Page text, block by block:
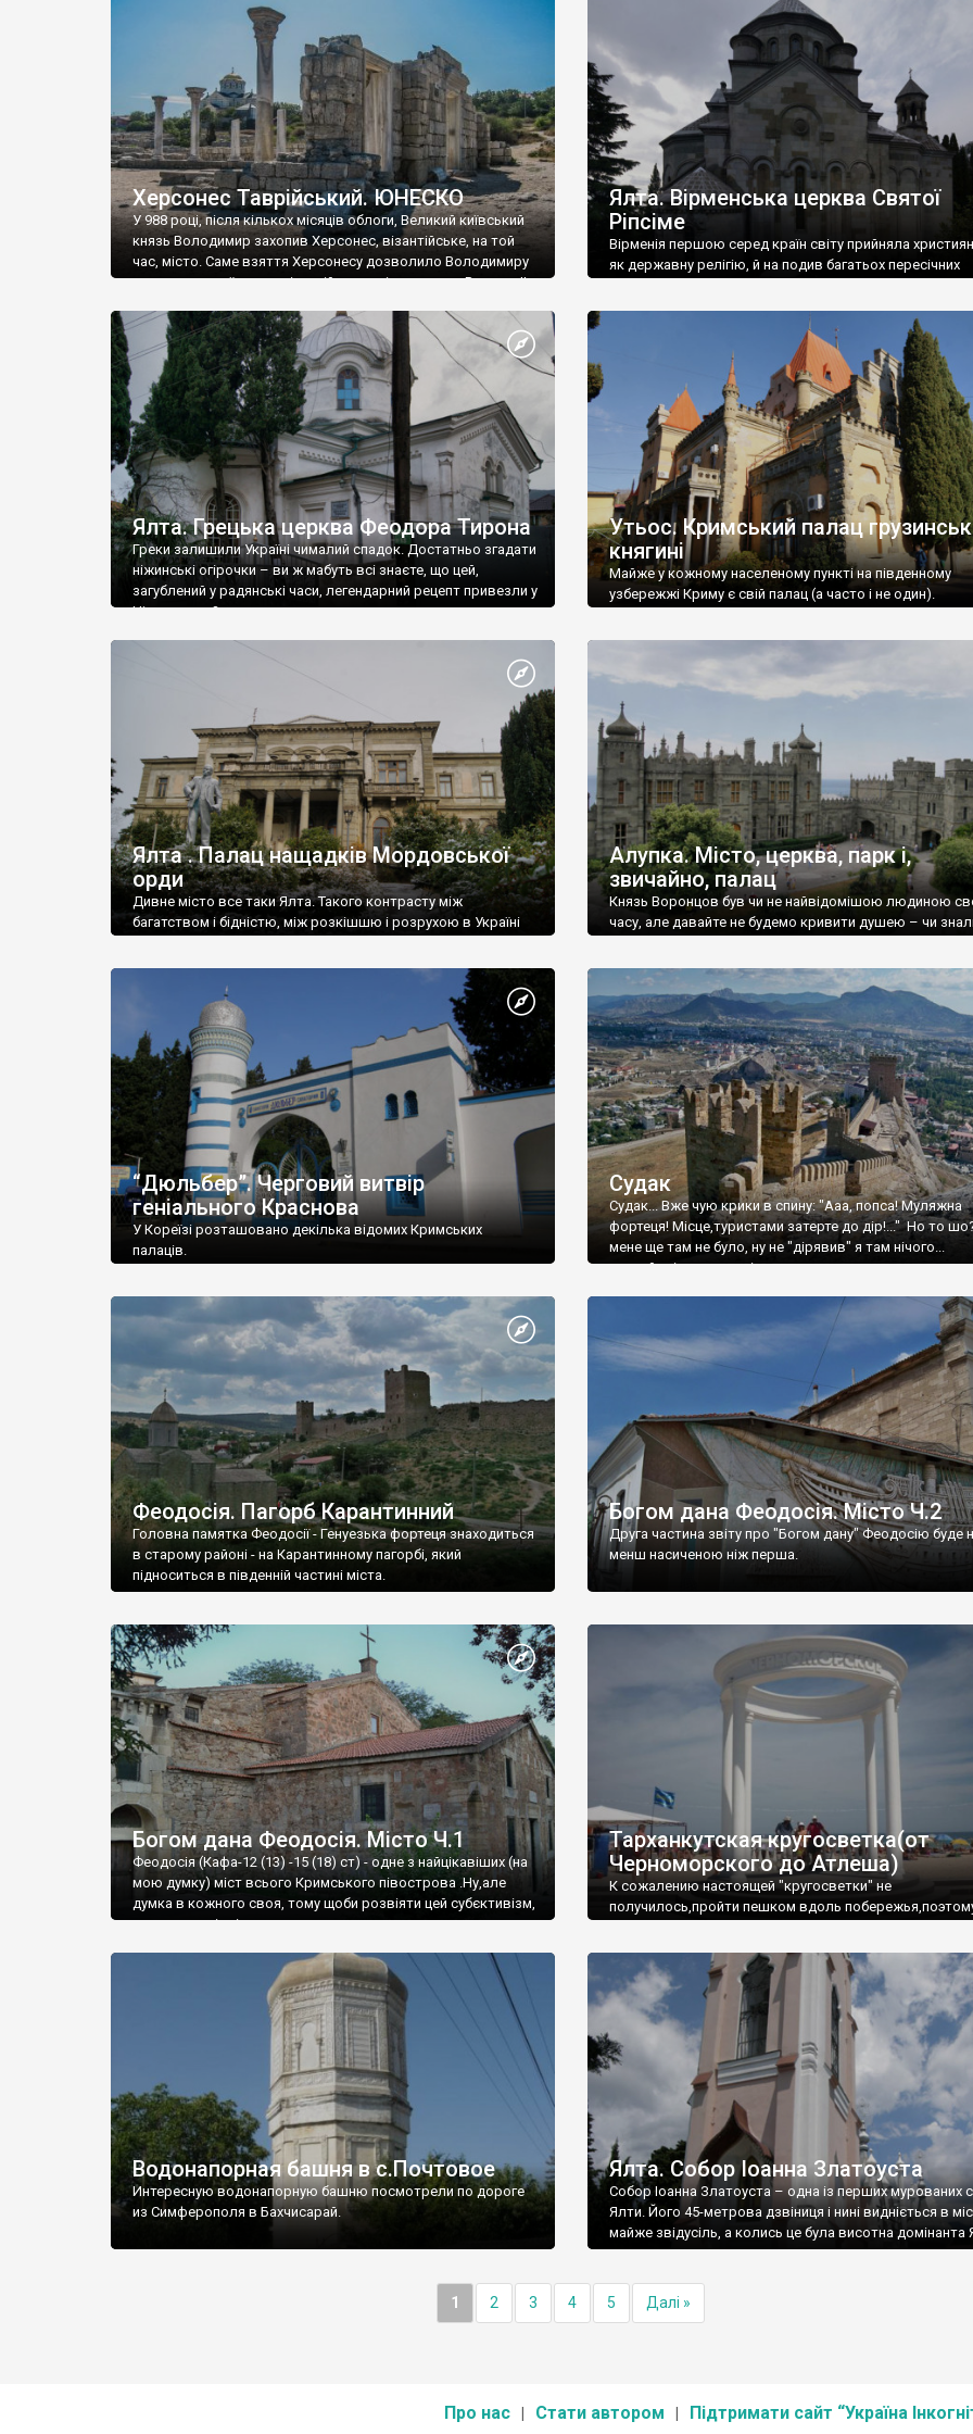
візантійської доби. Раритети викрадені з фондів об’єкту
культурної спадщини ЮНЕСКО «Херсонеса Таврійського».
Офіційно – на виставку «Золото Візантії», але експерти та
влада в Україні вважають це лише […]
називаються «повстяками» (postaki)…” “Вино. Крим
виробляє відмінне вино і його вдосталь: воно все
легке біле і дуже […]
Херсонес Таврійський. ЮНЕСКО
У 988 році, після кількох місяців облоги, Великий київський
князь Володимир захопив Херсонес, візантійське, на той
час, місто. Саме взяття Херсонесу дозволило Володимиру
диктувати свої умови візантійському імператору Василю ІІ,
Херсонесі Володимир-язичник, став Василем-
християнином. А потім було Хрещення Русі. На честь
Херсонесу Таврійського названо місто […]
Ялта. Вірменська церква Святої
Ріпсіме
Вірменія першою серед країн світу прийняла
як державну релігію, й на подив багатьох пересічних
Ялта. Грецька церква Феодора Тирона
Греки залишили Україні чималий спадок. Достатньо згадати
ніжинські огірочки – ви ж мабуть всі знаєте, що цей,
загублений у радянські часи, легендарний рецепт привезли у
Ніжин греки?
Утьос. Кримський палац
княгині
Майже у кожному населеному пункті на південному
узбережжі Криму є свій палац (а часто і не один).
Ялта . Палац нащадків Мордовської
орди
Дивне місто все таки Ялта. Такого контрасту між
багатством і бідністю, між розкішшю і розрухою в Україні
Алупка. Місто, церква, парк і,
звичайно, палац
Князь Воронцов був чи не найвідомішою людиною
часу, але давайте не будемо кривити душею – чи
“Дюльбер”. Черговий витвір
геніального Краснова
У Кореїзі розташовано декілька відомих Кримських
палаців.
Судак
Судак... Вже чую крики в спину: "Ааа, попса! Муляжна
фортеця! Місце,туристами затерте до дір!..." Но то
мене ще там не було, ну не "дірявив" я там нічого...
принаймні до цього літа.
Феодосія. Пагорб Карантинний
Головна памятка Феодосії - Генуезька фортеця знаходиться
в старому районі - на Карантинному пагорбі, який
підноситься в південній частині міста.
Богом дана Феодосія. Місто Ч.2
Друга частина звіту про "Богом дану" Феодосію буде
менш насиченою ніж перша.
Богом дана Феодосія. Місто Ч.1
Феодосія (Кафа-12 (13) -15 (18) ст) - одне з найцікавіших (на
мою думку) міст всього Кримського півострова .Ну,але
думка в кожного своя, тому щоби розвіяти цей субєктивізм,
запрошую відвідати це
Тарханкутская кругосветка(от
Черноморского до Атлеша)
К сожалению настоящей "кругосветки" не
получилось,пройти пешком вдоль
Водонапорная башня в с.Почтовое
Интересную водонапорную башню посмотрели по дороге
из Симферополя в Бахчисарай.
Ялта. Собор Іоанна Златоуста
Собор Іоанна Златоуста – одна із перших мурованих
Ялти. Його 45-метрова дзвіниця і нині видніється в
майже звідусіль, а колись це була висотна домінанта
1 2 3 4 5 Далі »
Про нас Стати автором Підтримати сайт “Україна